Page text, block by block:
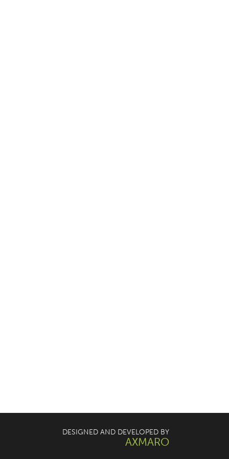
DESIGNED AND DEVELOPED BY
AXMARO